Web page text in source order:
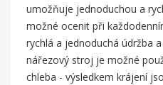
umožňuje jednoduchou a
možné ocenit při
rychlá a jednoduchá údržba
nářezový stroj je možné
chleba - výsledkem krájení